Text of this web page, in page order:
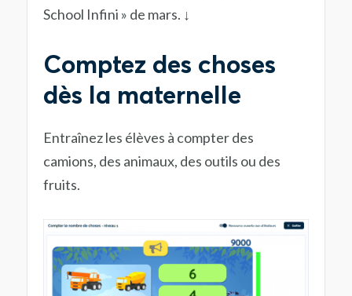
School Infini » de mars. ↓
Comptez des choses
dès la maternelle
Entraînez les élèves à compter des
camions, des animaux, des outils ou des
fruits.